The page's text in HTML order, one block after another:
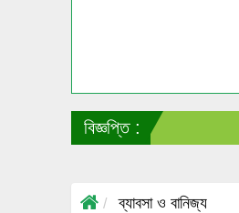
বিজ্ঞপ্তি :
ব্যাবসা ও বানিজ্য